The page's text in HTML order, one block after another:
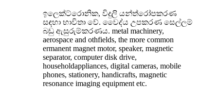
ඉලෙක්ට්රොනික, විදුලි යන්ත්රෝපකරණ
සඳහා භාවිතා වේ. වෛද්ය උපකරණ සෙල්ලම්
බඩු ඇසුරුම්කරණය. metal machinery,
aerospace and othfields, the more common
ermanent magnet motor, speaker, magnetic
separator, computer disk drive,
householdappliances, digital cameras, mobile
phones, stationery, handicrafts, magnetic
resonance imaging equipment etc.